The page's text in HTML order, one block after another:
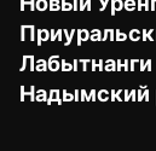
Лабытнанги
Надымский